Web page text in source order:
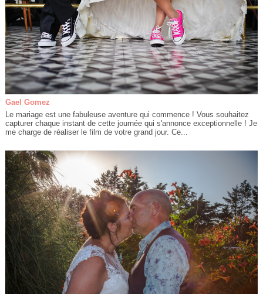
Gael Gomez
Le mariage est une fabuleuse aventure qui commence ! Vous souhaitez
capturer chaque instant de cette journée qui s'annonce exceptionnelle ! Je
me charge de réaliser le film de votre grand jour. Ce...